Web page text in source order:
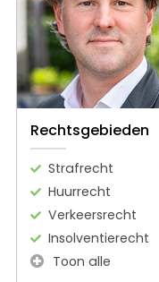
Rechtsgebieden
Strafrecht
Huurrecht
Verkeersrecht
Insolventierecht
Toon alle